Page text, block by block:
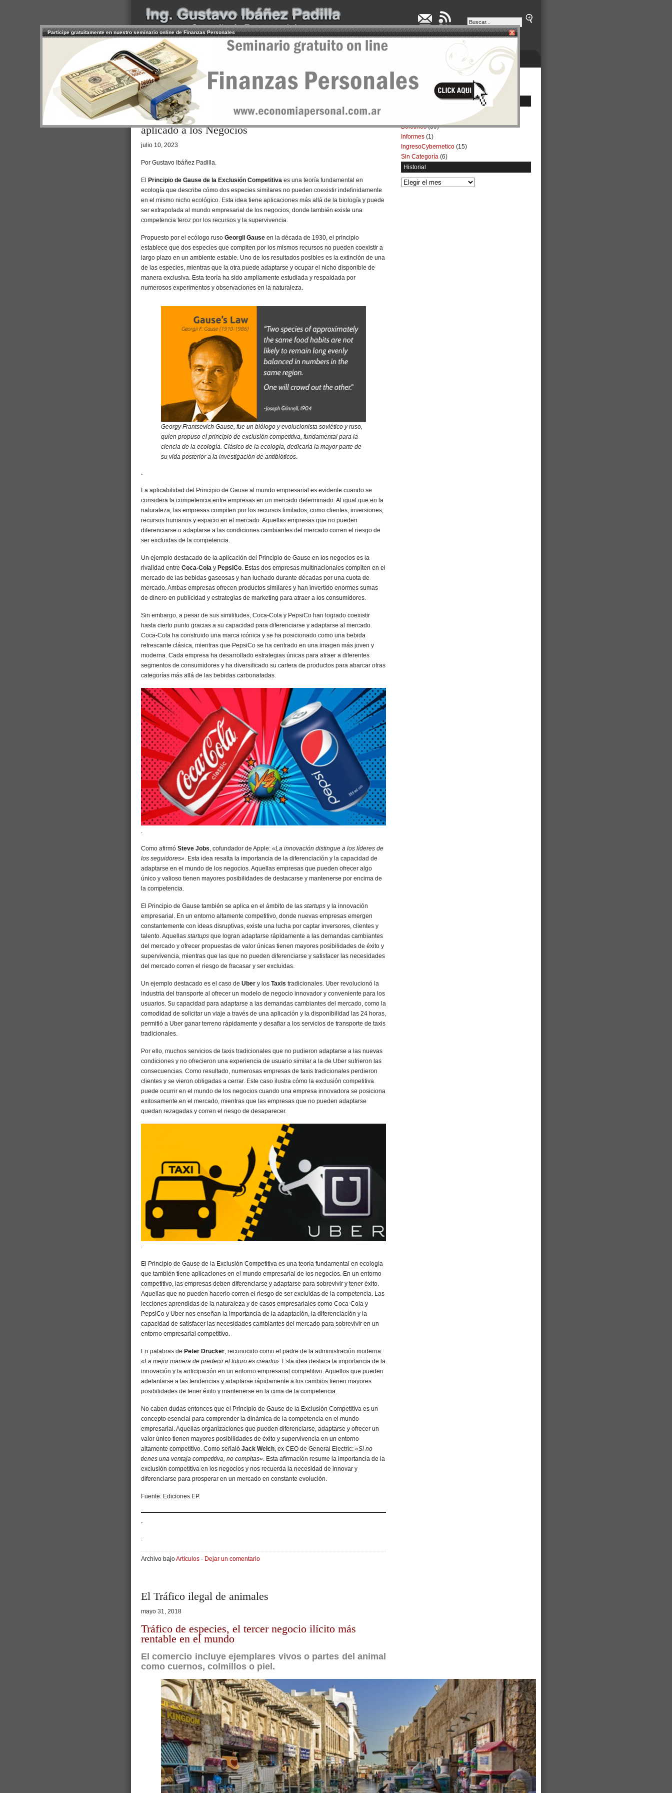
INICIO SERVICIOS BOLETINES NEGOCIOS
CONTACTO USUARIO
Browse >Home/
El Principio de Gause de la Exclusión Competitiva
aplicado a los Negocios
julio 10, 2023
Por Gustavo Ibáñez Padilla.
El Principio de Gause de la Exclusión Competitiva es una teoría fundamental en
ecología que describe cómo dos especies similares no pueden coexistir indefinidamente
en el mismo nicho ecológico. Esta idea tiene aplicaciones más allá de la biología y puede
ser extrapolada al mundo empresarial de los negocios, donde también existe una
competencia feroz por los recursos y la supervivencia.
Propuesto por el ecólogo ruso Georgii Gause en la década de 1930, el principio
establece que dos especies que compiten por los mismos recursos no pueden coexistir a
largo plazo en un ambiente estable. Uno de los resultados posibles es la extinción de una
de las especies, mientras que la otra puede adaptarse y ocupar el nicho disponible de
manera exclusiva. Esta teoría ha sido ampliamente estudiada y respaldada por
numerosos experimentos y observaciones en la naturaleza.
Georgy Frantsevich Gause, fue un biólogo y evolucionista soviético y ruso,
quien propuso el principio de exclusión competitiva, fundamental para la
ciencia de la ecología. Clásico de la ecología, dedicaría la mayor parte de
su vida posterior a la investigación de antibióticos.
La aplicabilidad del Principio de Gause al mundo empresarial es evidente cuando se
considera la competencia entre empresas en un mercado determinado. Al igual que en la
naturaleza, las empresas compiten por los recursos limitados, como clientes, inversiones,
recursos humanos y espacio en el mercado. Aquellas empresas que no pueden
diferenciarse o adaptarse a las condiciones cambiantes del mercado corren el riesgo de
ser excluidas de la competencia.
Un ejemplo destacado de la aplicación del Principio de Gause en los negocios es la
rivalidad entre Coca-Cola y PepsiCo . Estas dos empresas multinacionales compiten en el
mercado de las bebidas gaseosas y han luchado durante décadas por una cuota de
mercado. Ambas empresas ofrecen productos similares y han invertido enormes sumas
de dinero en publicidad y estrategias de marketing para atraer a los consumidores.
Sin embargo, a pesar de sus similitudes, Coca-Cola y PepsiCo han logrado coexistir
hasta cierto punto gracias a su capacidad para diferenciarse y adaptarse al mercado.
Coca-Cola ha construido una marca icónica y se ha posicionado como una bebida
refrescante clásica, mientras que PepsiCo se ha centrado en una imagen más joven y
moderna. Cada empresa ha desarrollado estrategias únicas para atraer a diferentes
segmentos de consumidores y ha diversificado su cartera de productos para abarcar otras
categorías más allá de las bebidas carbonatadas.
Como afirmó Steve Jobs , cofundador de Apple: «La innovación distingue a los líderes de
los seguidores» . Esta idea resalta la importancia de la diferenciación y la capacidad de
adaptarse en el mundo de los negocios. Aquellas empresas que pueden ofrecer algo
único y valioso tienen mayores posibilidades de destacarse y mantenerse por encima de
la competencia.
El Principio de Gause también se aplica en el ámbito de las startups y la innovación
empresarial. En un entorno altamente competitivo, donde nuevas empresas emergen
constantemente con ideas disruptivas, existe una lucha por captar inversores, clientes y
talento. Aquellas startups que logran adaptarse rápidamente a las demandas cambiantes
del mercado y ofrecer propuestas de valor únicas tienen mayores posibilidades de éxito y
supervivencia, mientras que las que no pueden diferenciarse y satisfacer las necesidades
del mercado corren el riesgo de fracasar y ser excluidas.
Un ejemplo destacado es el caso de Uber y los Taxis tradicionales. Uber revolucionó la
industria del transporte al ofrecer un modelo de negocio innovador y conveniente para los
usuarios. Su capacidad para adaptarse a las demandas cambiantes del mercado, como la
comodidad de solicitar un viaje a través de una aplicación y la disponibilidad las 24 horas,
permitió a Uber ganar terreno rápidamente y desafiar a los servicios de transporte de taxis
tradicionales.
Por ello, muchos servicios de taxis tradicionales que no pudieron adaptarse a las nuevas
condiciones y no ofrecieron una experiencia de usuario similar a la de Uber sufrieron las
consecuencias. Como resultado, numerosas empresas de taxis tradicionales perdieron
clientes y se vieron obligadas a cerrar. Este caso ilustra cómo la exclusión competitiva
puede ocurrir en el mundo de los negocios cuando una empresa innovadora se posiciona
exitosamente en el mercado, mientras que las empresas que no pueden adaptarse
quedan rezagadas y corren el riesgo de desaparecer.
El Principio de Gause de la Exclusión Competitiva es una teoría fundamental en ecología
que también tiene aplicaciones en el mundo empresarial de los negocios. En un entorno
competitivo, las empresas deben diferenciarse y adaptarse para sobrevivir y tener éxito.
Aquellas que no pueden hacerlo corren el riesgo de ser excluidas de la competencia. Las
lecciones aprendidas de la naturaleza y de casos empresariales como Coca-Cola y
PepsiCo y Uber nos enseñan la importancia de la adaptación, la diferenciación y la
capacidad de satisfacer las necesidades cambiantes del mercado para sobrevivir en un
entorno empresarial competitivo.
En palabras de Peter Drucker , reconocido como el padre de la administración moderna:
«La mejor manera de predecir el futuro es crearlo» . Esta idea destaca la importancia de la
innovación y la anticipación en un entorno empresarial competitivo. Aquellos que pueden
adelantarse a las tendencias y adaptarse rápidamente a los cambios tienen mayores
posibilidades de tener éxito y mantenerse en la cima de la competencia.
No caben dudas entonces que el Principio de Gause de la Exclusión Competitiva es un
concepto esencial para comprender la dinámica de la competencia en el mundo
empresarial. Aquellas organizaciones que pueden diferenciarse, adaptarse y ofrecer un
valor único tienen mayores posibilidades de éxito y supervivencia en un entorno
altamente competitivo. Como señaló Jack Welch , ex CEO de General Electric: «Si no
tienes una ventaja competitiva, no compitas» . Esta afirmación resume la importancia de la
exclusión competitiva en los negocios y nos recuerda la necesidad de innovar y
diferenciarse para prosperar en un mercado en constante evolución.
Fuente: Ediciones EP.
Archivo bajoArtículos · Dejar un comentario
El Tráfico ilegal de animales
mayo 31, 2018
Tráfico de especies, el tercer negocio ilícito más
rentable en el mundo
El comercio incluye ejemplares vivos o partes del animal
como cuernos, colmillos o piel.
Participe gratuitamente en nuestro seminario online de Finanzas Personales
Boletines(39)
Informes (1)
IngresoCybernetico (15)
Sin Categoría (6)
Historial
Historial